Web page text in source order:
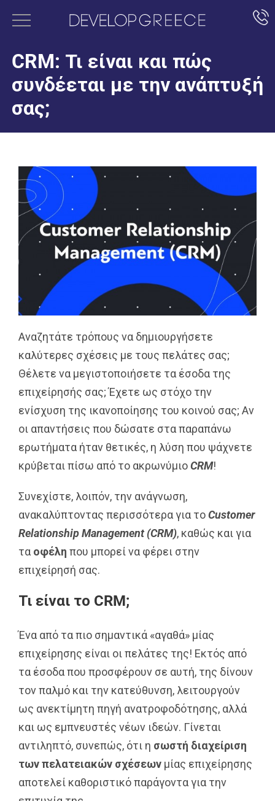
CRM: Τι είναι και πώς
συνδέεται με την ανάπτυξή
σας;
Αναζητάτε τρόπους να δημιουργήσετε
καλύτερες σχέσεις με τους πελάτες σας;
Θέλετε να μεγιστοποιήσετε τα έσοδα της
επιχείρησής σας; Έχετε ως στόχο την
ενίσχυση της ικανοποίησης του κοινού σας; Αν
οι απαντήσεις που δώσατε στα παραπάνω
ερωτήματα ήταν θετικές, η λύση που ψάχνετε
κρύβεται πίσω από το ακρωνύμιοCRM!
Συνεχίστε, λοιπόν, την ανάγνωση,
ανακαλύπτοντας περισσότερα για τοCustomer
RelationshipManagement (CRM), καθώς και για
τα οφέλη που μπορεί να φέρει στην
επιχείρησή σας.
Τι είναι το CRM;
Ένα από τα πιο σημαντικά «αγαθά» μίας
επιχείρησης είναι οι πελάτες της! Εκτός από
τα έσοδα που προσφέρουν σε αυτή, της δίνουν
τον παλμό και την κατεύθυνση, λειτουργούν
ως ανεκτίμητη πηγή ανατροφοδότησης, αλλά
και ως εμπνευστές νέων ιδεών. Γίνεται
αντιληπτό, συνεπώς, ότι η σωστή διαχείριση
των πελατειακών σχέσεων μίας επιχείρησης
αποτελεί καθοριστικό παράγοντα για την